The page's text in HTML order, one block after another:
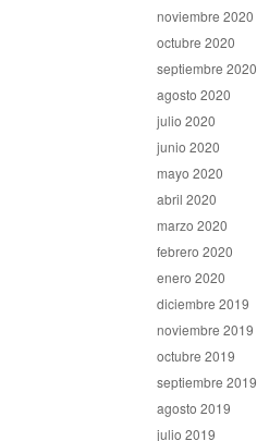
noviembre 2020
octubre 2020
septiembre 2020
agosto 2020
julio 2020
junio 2020
mayo 2020
abril 2020
marzo 2020
febrero 2020
enero 2020
diciembre 2019
noviembre 2019
octubre 2019
septiembre 2019
agosto 2019
julio 2019